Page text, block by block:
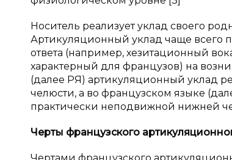
Носитель реализует уклад своего
Артикуляционный уклад чаще всего
ответа (например, хезитационный
характерный для французов) на
(далее РЯ) артикуляционный уклад
челюсти, а во французском языке
практически неподвижной нижней
Черты французского